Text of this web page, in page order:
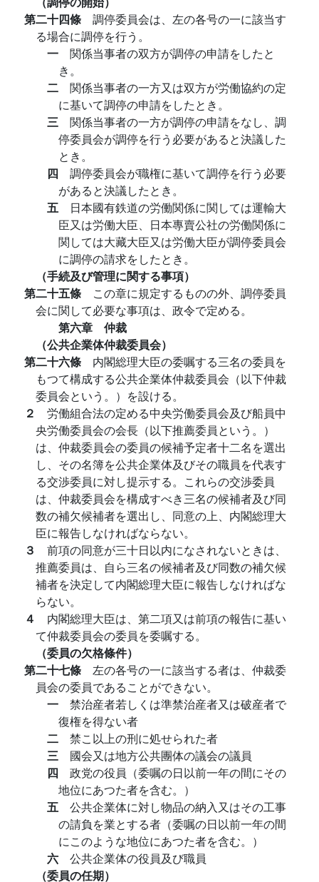
第二十四條 調停委員会は、左の各号の一に該当す
る場合に調停を行う。
一 関係当事者の双方が調停の申請をしたと
き。
二 関係当事者の一方又は双方が労働協約の定
に基いて調停の申請をしたとき。
三 関係当事者の一方が調停の申請をなし、調
停委員会が調停を行う必要があると決議した
とき。
四 調停委員会が職権に基いて調停を行う必要
があると決議したとき。
五 日本國有鉄道の労働関係に関しては運輸大
臣又は労働大臣、日本專賣公社の労働関係に
関しては大藏大臣又は労働大臣が調停委員会
に調停の請求をしたとき。
（手続及び管理に関する事項）
第二十五條 この章に規定するものの外、調停委員
会に関して必要な事項は、政令で定める。
第六章 仲裁
（公共企業体仲裁委員会）
第二十六條 内閣総理大臣の委嘱する三名の委員を
もつて構成する公共企業体仲裁委員会（以下仲裁
委員会という。）を設ける。
２ 労働組合法の定める中央労働委員会及び船員中
央労働委員会の会長（以下推薦委員という。）
は、仲裁委員会の委員の候補予定者十二名を選出
し、その名簿を公共企業体及びその職員を代表す
る交渉委員に対し提示する。これらの交渉委員
は、仲裁委員会を構成すべき三名の候補者及び同
数の補欠候補者を選出し、同意の上、内閣総理大
臣に報告しなければならない。
３ 前項の同意が三十日以内になされないときは、
推薦委員は、自ら三名の候補者及び同数の補欠候
補者を決定して内閣総理大臣に報告しなければな
らない。
４ 内閣総理大臣は、第二項又は前項の報告に基い
て仲裁委員会の委員を委嘱する。
（委員の欠格條件）
第二十七條 左の各号の一に該当する者は、仲裁委
員会の委員であることができない。
一 禁治産者若しくは準禁治産者又は破産者で
復権を得ない者
二 禁こ以上の刑に処せられた者
三 國会又は地方公共團体の議会の議員
四 政党の役員（委嘱の日以前一年の間にその
地位にあつた者を含む。）
五 公共企業体に対し物品の納入又はその工事
の請負を業とする者（委嘱の日以前一年の間
にこのような地位にあつた者を含む。）
六 公共企業体の役員及び職員
（委員の任期）